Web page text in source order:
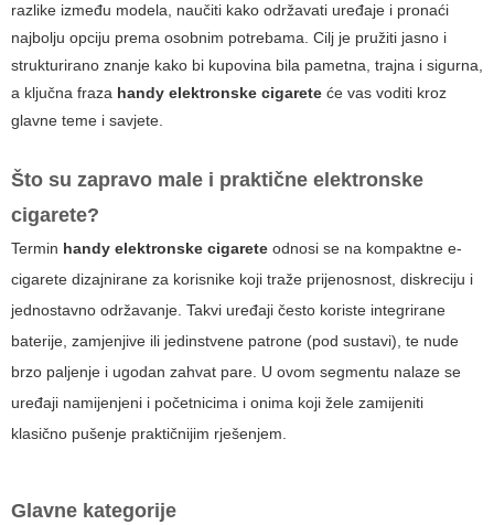
razlike između modela, naučiti kako održavati uređaje i pronaći
najbolju opciju prema osobnim potrebama. Cilj je pružiti jasno i
strukturirano znanje kako bi kupovina bila pametna, trajna i sigurna,
a ključna fraza handy elektronske cigarete će vas voditi kroz
glavne teme i savjete.
Što su zapravo male i praktične elektronske
cigarete?
Termin handy elektronske cigarete odnosi se na kompaktne e-
cigarete dizajnirane za korisnike koji traže prijenosnost, diskreciju i
jednostavno održavanje. Takvi uređaji često koriste integrirane
baterije, zamjenjive ili jedinstvene patrone (pod sustavi), te nude
brzo paljenje i ugodan zahvat pare. U ovom segmentu nalaze se
uređaji namijenjeni i početnicima i onima koji žele zamijeniti
klasično pušenje praktičnijim rješenjem.
Glavne kategorije